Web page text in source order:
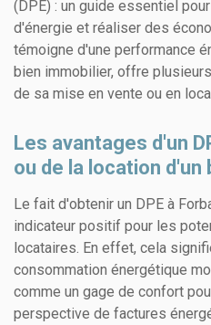
(DPE) : un guide essentiel
d'énergie et réaliser des
témoigne d'une performance
bien immobilier, offre
de sa mise en vente ou en
Les avantages d'un
ou de la location d'un
Le fait d'obtenir un DPE à
indicateur positif pour les
locataires. En effet, cela
consommation énergétique
comme un gage de confort
perspective de factures